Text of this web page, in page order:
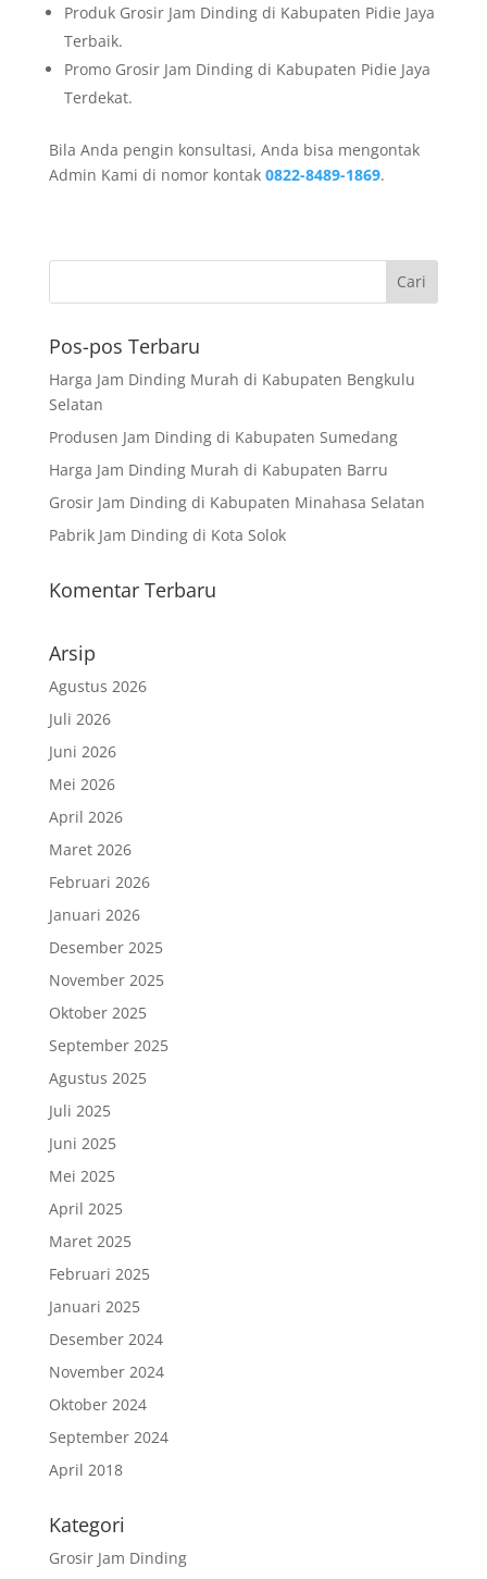
Produk Grosir Jam Dinding di Kabupaten Pidie Jaya
Terbaik.
Promo Grosir Jam Dinding di Kabupaten Pidie Jaya
Terdekat.
Bila Anda pengin konsultasi, Anda bisa mengontak
Admin Kami di nomor kontak 0822-8489-1869.
Pos-pos Terbaru
Harga Jam Dinding Murah di Kabupaten Bengkulu
Selatan
Produsen Jam Dinding di Kabupaten Sumedang
Harga Jam Dinding Murah di Kabupaten Barru
Grosir Jam Dinding di Kabupaten Minahasa Selatan
Pabrik Jam Dinding di Kota Solok
Komentar Terbaru
Arsip
Agustus 2026
Juli 2026
Juni 2026
Mei 2026
April 2026
Maret 2026
Februari 2026
Januari 2026
Desember 2025
November 2025
Oktober 2025
September 2025
Agustus 2025
Juli 2025
Juni 2025
Mei 2025
April 2025
Maret 2025
Februari 2025
Januari 2025
Desember 2024
November 2024
Oktober 2024
September 2024
April 2018
Kategori
Grosir Jam Dinding